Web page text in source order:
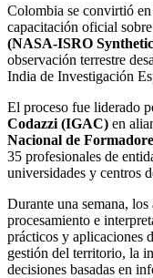
Colombia se convirtió en
capacitación oficial
(NASA-ISRO
observación terrestre
India de Investigación
El proceso fue liderado
Codazzi (IGAC) en
Nacional de
35 profesionales de
universidades y centros
Durante una semana,
procesamiento e
prácticos y aplicaciones
gestión del territorio, la
decisiones basadas en